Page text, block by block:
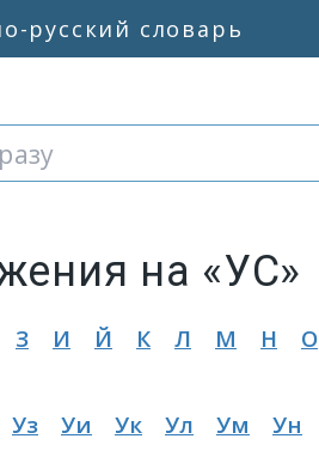
русский словарь
на «УС»
З И Й К Л М Н О
Уз Уи Ук Ул Ум Ун